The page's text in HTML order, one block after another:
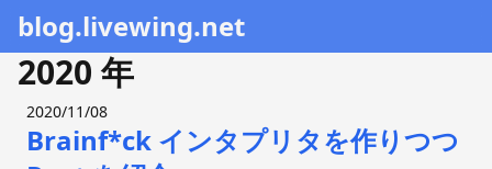
blog.livewing.net
2020 年
2020/11/08
Brainf*ck インタプリタを作りつつ